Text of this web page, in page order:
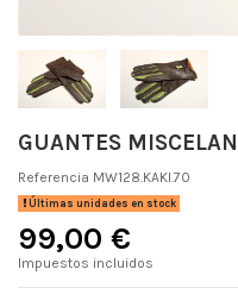
GUANTES
Referencia MW128.KAKI.70
Últimas unidades en stock
99,00 €
Impuestos incluidos